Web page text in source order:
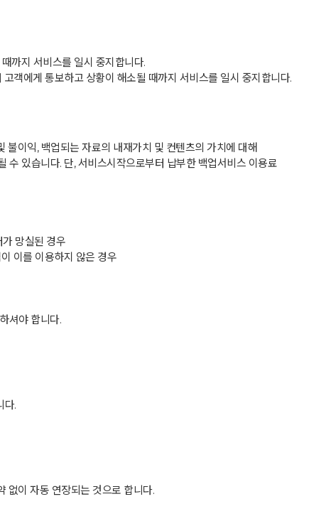
까지 서비스를 일시 중지합니다.
객에게 통보하고 상황이 해소될 때까지 서비스를 일시 중지합니다.
이익, 백업되는 자료의 내재가치 및 컨텐츠의 가치에 대해
수 있습니다. 단, 서비스시작으로부터 납부한 백업서비스 이용료
망실된 경우
이를 이용하지 않은 경우
셔야 합니다.
다.
없이 자동 연장되는 것으로 합니다.